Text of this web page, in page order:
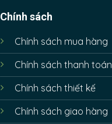
Chính sách
Chính sách mua hàng
Chính sách thanh toán
Chính sách thiết kế
Chính sách giao hàng